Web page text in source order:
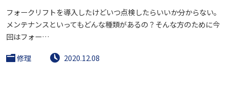
フォークリフトを導入したけどいつ点検したらいいか分からない。
メンテナンスといってもどんな種類があるの？そんな方のために今
回はフォー…
修理
2020.12.08